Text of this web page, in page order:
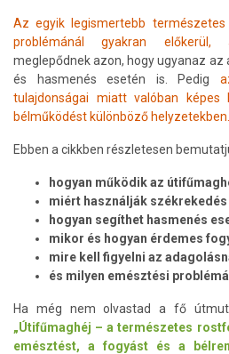
Az egyik legismertebb
problémánál gyakran előkerül,
meglepődnek azon, hogy ugyanaz az
és hasmenés esetén is. Pedig
tulajdonságai miatt valóban
bélműködést különböző helyzetekben.
Ebben a cikkben részletesen
hogyan működik az
miért használják székrekedés
hogyan segíthet hasmenés
mikor és hogyan érdemes
mire kell figyelni az
és milyen emésztési
Ha még nem olvastad a fő
„Útifűmaghéj – a természetes
emésztést, a fogyást és a